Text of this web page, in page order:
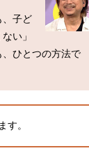
、子ど
い」
ひとつの方法で
す。